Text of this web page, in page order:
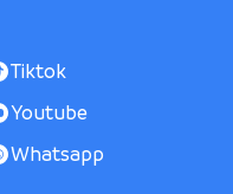
Tiktok
Youtube
Whatsapp